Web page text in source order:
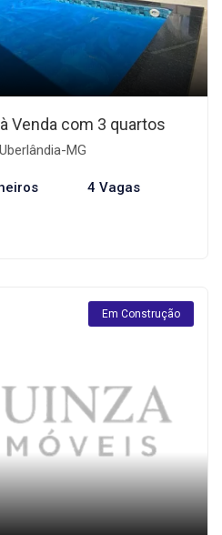
Venda com 3 quartos
MG
4 Vagas
Em Construção